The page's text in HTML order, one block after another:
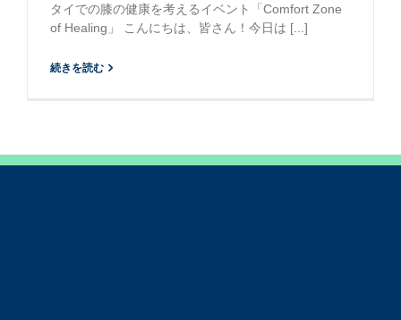
タイでの膝の健康を考えるイベント「Comfort Zone
of Healing」 こんにちは、皆さん！今日は [...]
続きを読む